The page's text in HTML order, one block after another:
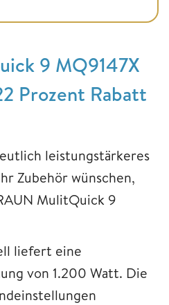
9 MQ9147X
Prozent Rabatt
leistungstärkeres
Zubehör wünschen,
MulitQuick 9
liefert eine
von 1.200 Watt. Die